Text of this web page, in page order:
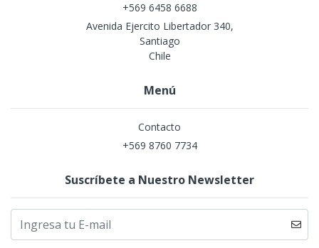
+569 6458 6688
Avenida Ejercito Libertador 340,
Santiago
Chile
Menú
Contacto
+569 8760 7734
Suscríbete a Nuestro Newsletter